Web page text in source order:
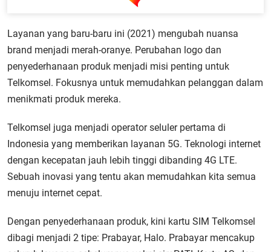
Layanan yang baru-baru ini (2021) mengubah nuansa
brand menjadi merah-oranye. Perubahan logo dan
penyederhanaan produk menjadi misi penting untuk
Telkomsel. Fokusnya untuk memudahkan pelanggan dalam
menikmati produk mereka.
Telkomsel juga menjadi operator seluler pertama di
Indonesia yang memberikan layanan 5G. Teknologi internet
dengan kecepatan jauh lebih tinggi dibanding 4G LTE.
Sebuah inovasi yang tentu akan memudahkan kita semua
menuju internet cepat.
Dengan penyederhanaan produk, kini kartu SIM Telkomsel
dibagi menjadi 2 tipe: Prabayar, Halo. Prabayar mencakup